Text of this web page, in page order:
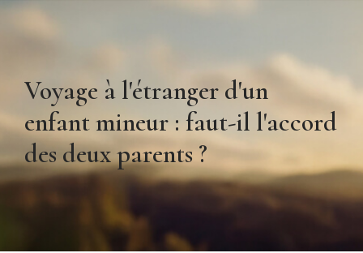
Voyage à l'étranger d'un
enfant mineur : faut-il l'accord
des deux parents ?